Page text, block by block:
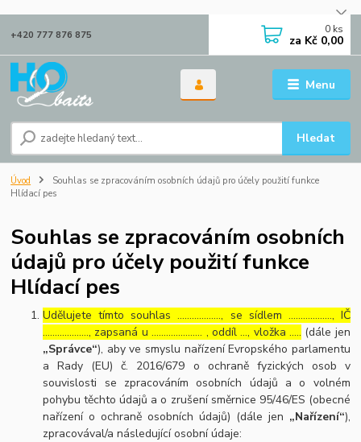
Menu
Hledat
+420 777 876 875 0 ks
za Kč 0,00
Úvod
Souhlas se zpracováním osobních údajů pro účely použití funkce
Hlídací pes
Souhlas se zpracováním osobních
údajů pro účely použití funkce
Hlídací pes
Udělujete tímto souhlas ……………..., se sídlem ………………, IČ
………………., zapsaná u ………………… , oddíl …, vložka ….. (dále jen
„Správce“), aby ve smyslu nařízení Evropského parlamentu
a Rady (EU) č. 2016/679 o ochraně fyzických osob v
souvislosti se zpracováním osobních údajů a o volném
pohybu těchto údajů a o zrušení směrnice 95/46/ES (obecné
nařízení o ochraně osobních údajů) (dále jen „Nařízení“),
zpracovával/a následující osobní údaje: